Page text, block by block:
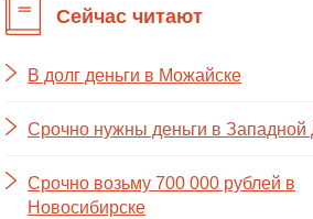
Сейчас читают
В долг деньги в Можайске
Срочно нужны деньги в Западной
Срочно возьму 700 000 рублей в
Новосибирске